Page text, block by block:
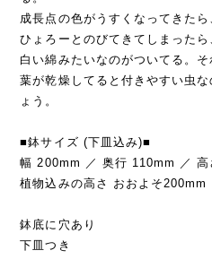
成長点の色がうすくなってきたら
ひょろーとのびてきてしまったら
白い綿みたいなのがついてる。そ
葉が乾燥してると付きやすい虫
ょう。
■鉢サイズ (下皿込み)■
幅 200mm ／ 奥行 110mm ／ 高
植物込みの高さ おおよそ200mm
鉢底に穴あり
下皿つき